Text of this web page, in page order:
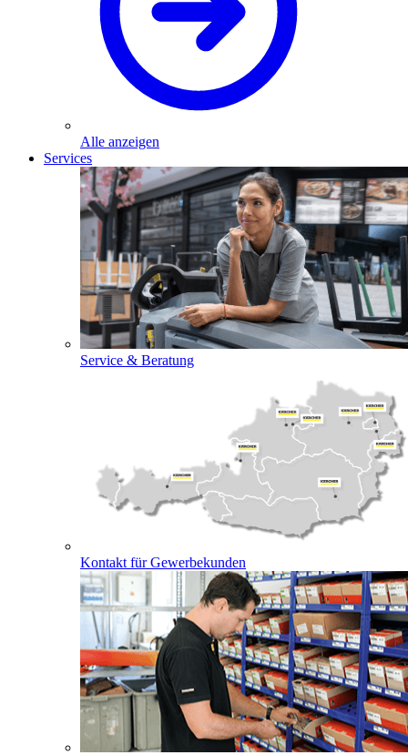
Alle anzeigen
Services
Service & Beratung
Kontakt für Gewerbekunden